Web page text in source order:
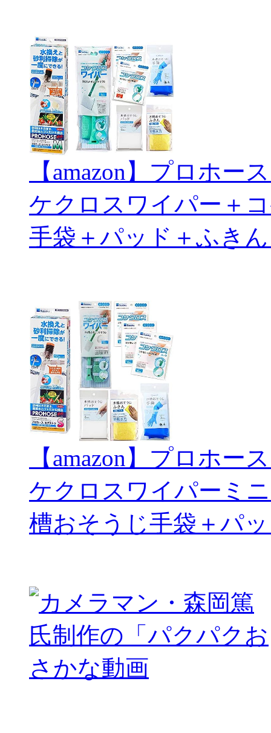
【amazon】プロホ
ケクロスワイパー＋
手袋＋パッド＋ふき
【amazon】プロホー
ケクロスワイパーミ
槽おそうじ手袋＋パ